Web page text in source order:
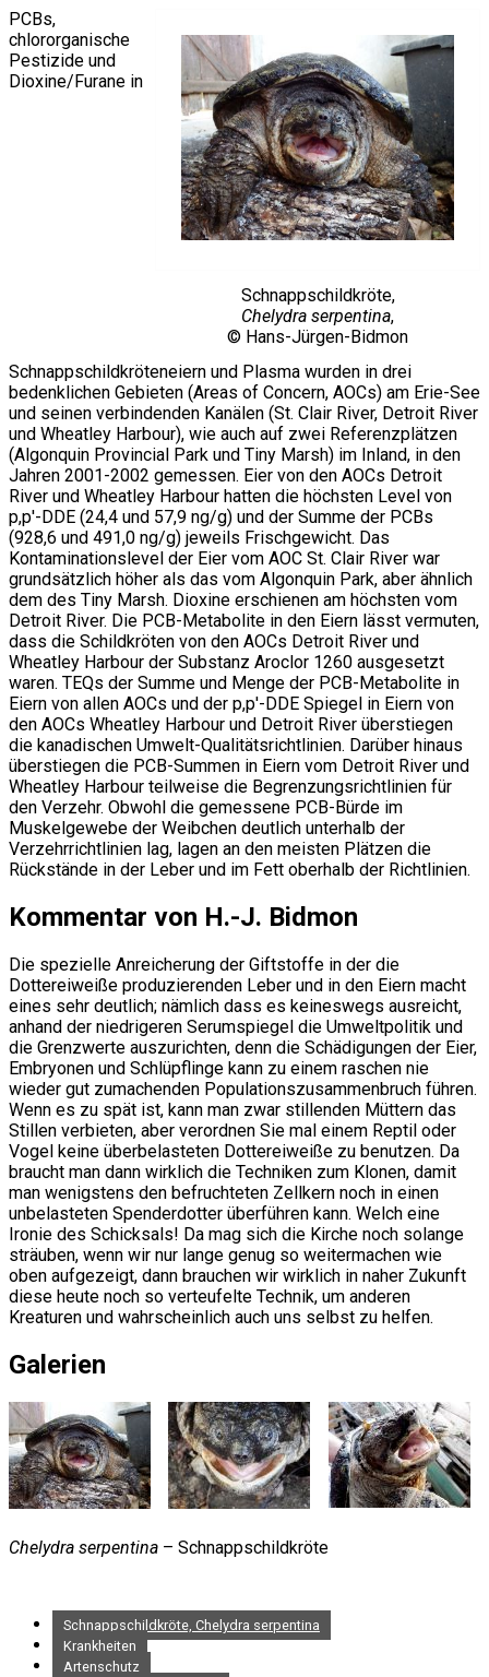
Schnappschildkröte,
Chelydra serpentina,
© Hans-Jürgen-Bidmon
PCBs,
chlororganische
Pestizide und
Dioxine/Furane in
Schnappschildkröteneiern und Plasma wurden in drei
bedenklichen Gebieten (Areas of Concern, AOCs) am Erie-See
und seinen verbindenden Kanälen (St. Clair River, Detroit River
und Wheatley Harbour), wie auch auf zwei Referenzplätzen
(Algonquin Provincial Park und Tiny Marsh) im Inland, in den
Jahren 2001-2002 gemessen. Eier von den AOCs Detroit
River und Wheatley Harbour hatten die höchsten Level von
p,p'-DDE (24,4 und 57,9 ng/g) und der Summe der PCBs
(928,6 und 491,0 ng/g) jeweils Frischgewicht. Das
Kontaminationslevel der Eier vom AOC St. Clair River war
grundsätzlich höher als das vom Algonquin Park, aber ähnlich
dem des Tiny Marsh. Dioxine erschienen am höchsten vom
Detroit River. Die PCB-Metabolite in den Eiern lässt vermuten,
dass die Schildkröten von den AOCs Detroit River und
Wheatley Harbour der Substanz Aroclor 1260 ausgesetzt
waren. TEQs der Summe und Menge der PCB-Metabolite in
Eiern von allen AOCs und der p,p'-DDE Spiegel in Eiern von
den AOCs Wheatley Harbour und Detroit River überstiegen
die kanadischen Umwelt-Qualitätsrichtlinien. Darüber hinaus
überstiegen die PCB-Summen in Eiern vom Detroit River und
Wheatley Harbour teilweise die Begrenzungsrichtlinien für
den Verzehr. Obwohl die gemessene PCB-Bürde im
Muskelgewebe der Weibchen deutlich unterhalb der
Verzehrrichtlinien lag, lagen an den meisten Plätzen die
Rückstände in der Leber und im Fett oberhalb der Richtlinien.
Kommentar von H.-J. Bidmon
Die spezielle Anreicherung der Giftstoffe in der die
Dottereiweiße produzierenden Leber und in den Eiern macht
eines sehr deutlich; nämlich dass es keineswegs ausreicht,
anhand der niedrigeren Serumspiegel die Umweltpolitik und
die Grenzwerte auszurichten, denn die Schädigungen der Eier,
Embryonen und Schlüpflinge kann zu einem raschen nie
wieder gut zumachenden Populationszusammenbruch führen.
Wenn es zu spät ist, kann man zwar stillenden Müttern das
Stillen verbieten, aber verordnen Sie mal einem Reptil oder
Vogel keine überbelasteten Dottereiweiße zu benutzen. Da
braucht man dann wirklich die Techniken zum Klonen, damit
man wenigstens den befruchteten Zellkern noch in einen
unbelasteten Spenderdotter überführen kann. Welch eine
Ironie des Schicksals! Da mag sich die Kirche noch solange
sträuben, wenn wir nur lange genug so weitermachen wie
oben aufgezeigt, dann brauchen wir wirklich in naher Zukunft
diese heute noch so verteufelte Technik, um anderen
Kreaturen und wahrscheinlich auch uns selbst zu helfen.
Galerien
Chelydra serpentina – Schnappschildkröte
Schnappschildkröte, Chelydra serpentina
Krankheiten
Artenschutz